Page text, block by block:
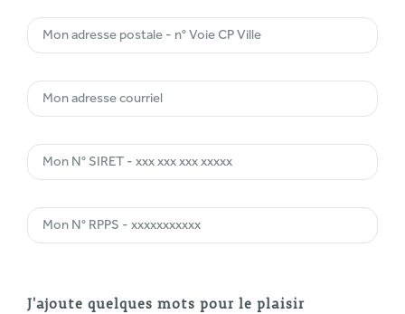
J'ajoute quelques mots pour le plaisir